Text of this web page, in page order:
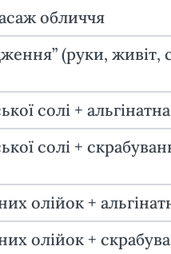
обличчя
(руки, живіт,
солі +
солі +
олійок +
олійок +